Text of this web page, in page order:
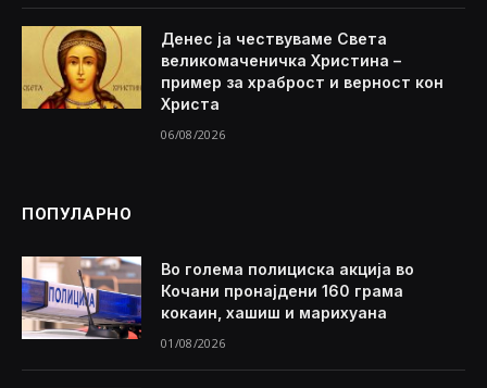
Денес ја чествуваме Света
великомаченичка Христина –
пример за храброст и верност кон
Христа
06/08/2026
ПОПУЛАРНО
Во голема полициска акција во
Кочани пронајдени 160 грама
кокаин, хашиш и марихуана
01/08/2026